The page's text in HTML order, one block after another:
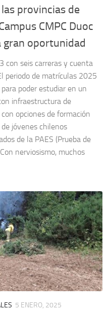
provincias de
CMPC Duoc
gran oportunidad
con seis carreras y cuenta
periodo de matrículas 2025
poder estudiar en un
infraestructura de
opciones de formación
jóvenes chilenos
de la PAES (Prueba de
nerviosismo, muchos
5 ENERO, 2025